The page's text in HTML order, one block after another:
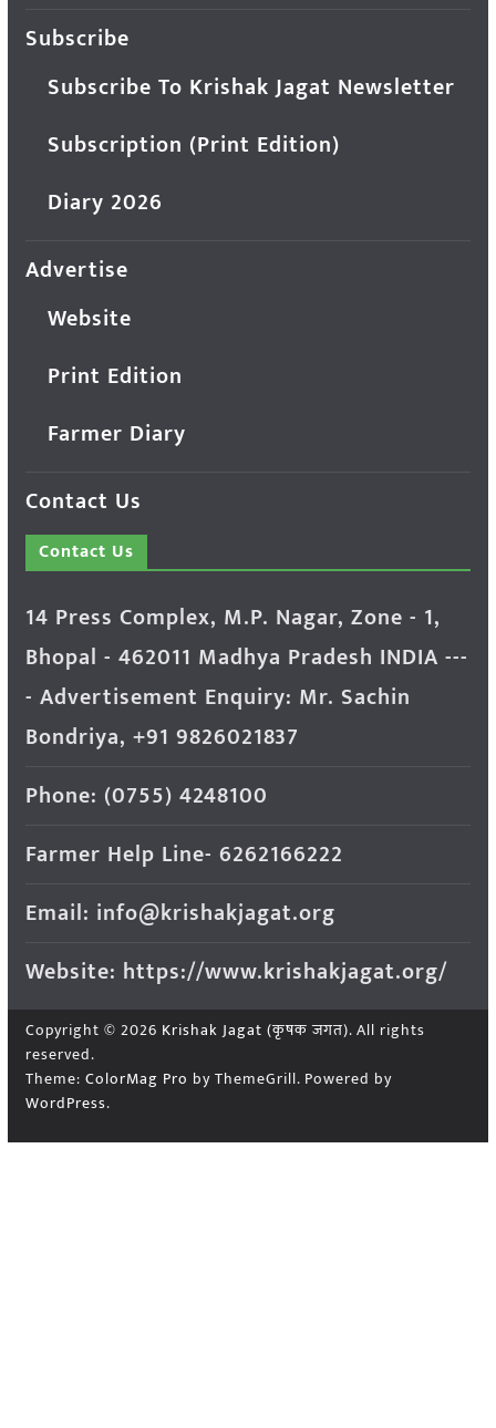
Subscribe
Subscribe To Krishak Jagat Newsletter
Subscription (Print Edition)
Diary 2026
Advertise
Website
Print Edition
Farmer Diary
Contact Us
Contact Us
14 Press Complex, M.P. Nagar, Zone - 1,
Bhopal - 462011 Madhya Pradesh INDIA ---
- Advertisement Enquiry: Mr. Sachin
Bondriya, +91 9826021837
Phone: (0755) 4248100
Farmer Help Line- 6262166222
Email: info@krishakjagat.org
Website: https://www.krishakjagat.org/
Copyright © 2026 Krishak Jagat (कृषक जगत). All rights
reserved.
Theme: ColorMag Pro by ThemeGrill. Powered by
WordPress.